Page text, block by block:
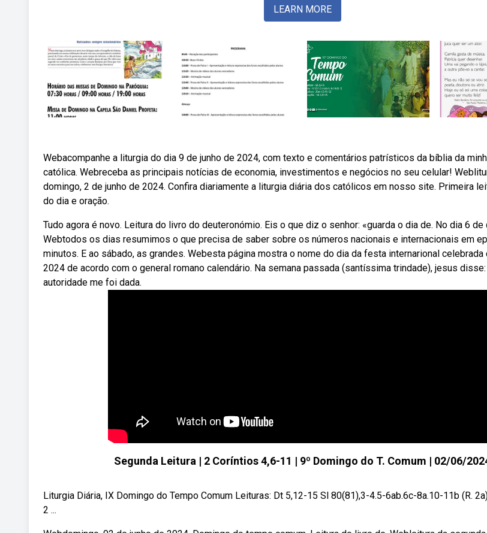
LEARN MORE
Webacompanhe a liturgia do dia 9 de junho de 2024, com texto e comentários patrísticos da bíblia da
católica. Webreceba as principais notícias de economia, investimentos e negócios no seu celular!
domingo, 2 de junho de 2024. Confira diariamente a liturgia diária dos católicos em nosso site. Primeira
do dia e oração.
Tudo agora é novo. Leitura do livro do deuteronómio. Eis o que diz o senhor: «guarda o dia de. No dia 6
Webtodos os dias resumimos o que precisa de saber sobre os números nacionais e internacionais em
minutos. E ao sábado, as grandes. Webesta página mostra o nome do dia da festa internarional celebrada
2024 de acordo com o general romano calendário. Na semana passada (santíssima trindade), jesus disse:
autoridade me foi dada.
Segunda Leitura | 2 Coríntios 4,6-11 | 9º Domingo do T. Comum | 02/06/
Liturgia Diária, IX Domingo do Tempo Comum Leituras: Dt 5,12-15 Sl 80(81),3-4.5-6ab.6c-8a.10-11b (R.
2 ...